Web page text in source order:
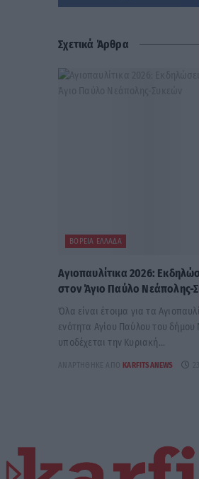
Σχετικά Άρθρα
ΒΌΡΕΙΑ ΕΛΛΆΔΑ
Αγιοπαυλίτικα 2026:
στον Άγιο Παύλο Νεάπολης-
Όλα είναι έτοιμα για τα
ενότητα Αγίου Παύλου του
υποδέχεται την Κυριακή...
ΑΝΑΡΤΉΘΗΚΕ ΑΠΌ KARFITSANEWS